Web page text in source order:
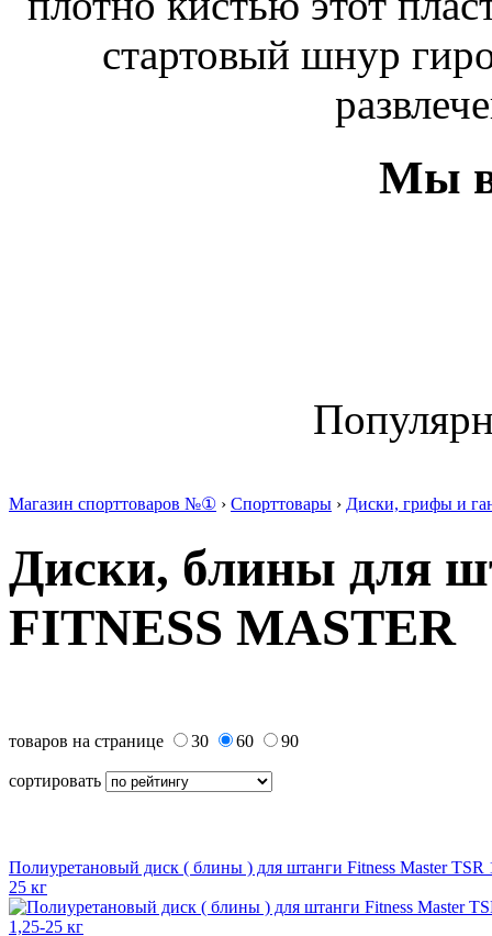
стартовый шнур
Мы в
Магазин спорттоваров №① › Спорттовары › Диски, грифы и
Диски, блины для
FITNESS MASTER
товаров на странице 30 60 90
сортировать
Полиуретановый диск ( блины ) для штанги Fitness Master TSR
25 кг